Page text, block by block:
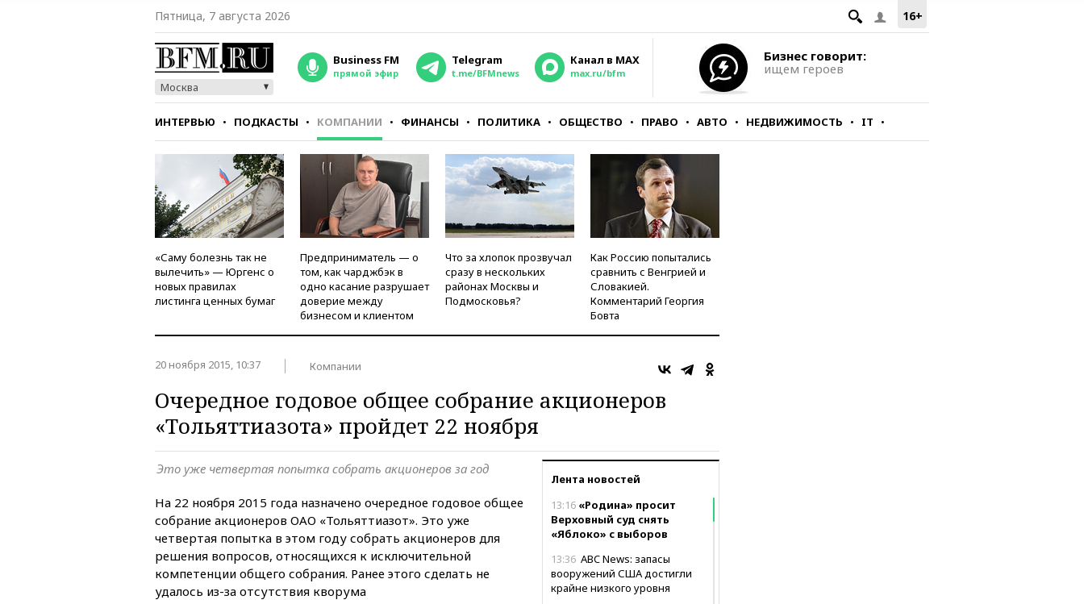
16+
Пятница, 7 августа 2026
Москва
Business FM
прямой эфир
Telegram
t.me/BFMnews
Канал в MAX
max.ru/bfm
Бизнес говорит:
ищем героев
ИНТЕРВЬЮ ПОДКАСТЫ КОМПАНИИ ФИНАНСЫ ПОЛИТИКА ОБЩЕСТВО ПРАВО АВТО НЕДВИЖИМОСТЬ IT
СТИЛЬ ТЕСТЫ
«Саму болезнь так не
вылечить» — Юргенс о
новых правилах
листинга ценных бумаг
Предприниматель — о
том, как чарджбэк в
одно касание разрушает
доверие между
бизнесом и клиентом
Что за хлопок прозвучал
сразу в нескольких
районах Москвы и
Подмосковья?
Как Россию попытались
сравнить с Венгрией и
Словакией.
Комментарий Георгия
Бовта
20 ноября 2015, 10:37 Компании
Очередное годовое общее собрание акционеров
«Тольяттиазота» пройдет 22 ноября
Лента новостей
13:16 «Родина» просит
Верховный суд снять
«Яблоко» с выборов
13:36 ABC News: запасы
вооружений США достигли
крайне низкого уровня
Это уже четвертая попытка собрать акционеров за год
На 22 ноября 2015 года назначено очередное годовое общее
собрание акционеров ОАО «Тольяттиазот». Это уже
четвертая попытка в этом году собрать акционеров для
решения вопросов, относящихся к исключительной
компетенции общего собрания. Ранее этого сделать не
удалось из-за отсутствия кворума